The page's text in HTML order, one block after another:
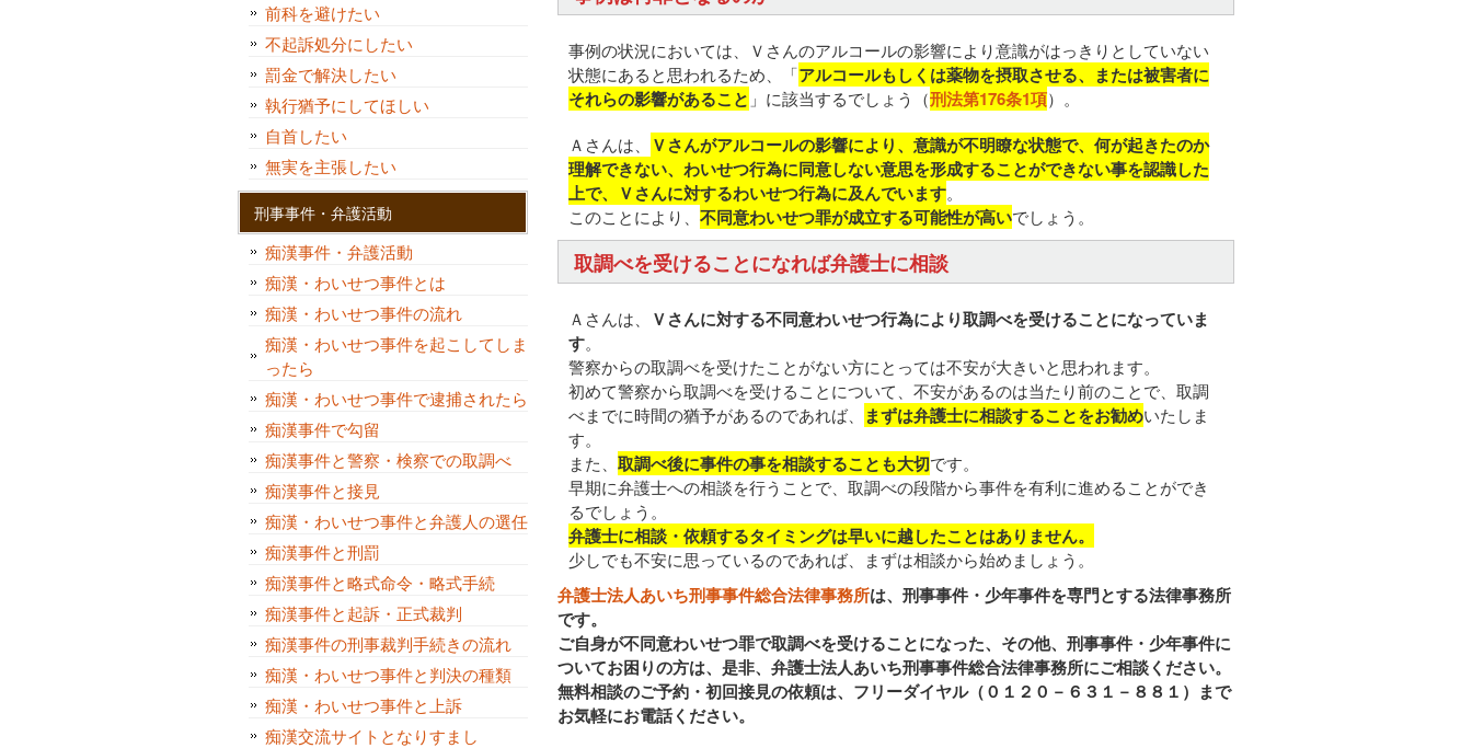
事例の状況においては、Ｖさんのアルコールの影響により意識がはっきりとしていない
状態にあると思われるため、「アルコールもしくは薬物を摂取させる、または被害者に
それらの影響があること 」に該当するでしょう（刑法第176条1項）。
Ａさんは、
Ｖさんがアルコールの影響により、意識が不明瞭な状態で、何が起きたのか
理解できない、わいせつ行為に同意しない意思を形成することができない事を認識した
上で、Ｖさんに対するわいせつ行為に及んでいます。
このことにより、 不同意わいせつ罪が成立する可能性が高いでしょう。
取調べを受けることになれば弁護士に相談
Ａさんは、
Ｖさんに対する不同意わいせつ行為により取調べを受けることになっていま
す。
警察からの取調べを受けたことがない方にとっては不安が大きいと思われます。
初めて警察から取調べを受けることについて、不安があるのは当たり前のことで、取調
べまでに時間の猶予があるのであれば、
まずは弁護士に相談することをお勧めいたしま
す。
また、 取調べ後に事件の事を相談することも大切です。
早期に弁護士への相談を行うことで、取調べの段階から事件を有利に進めることができ
るでしょう。
弁護士に相談・依頼するタイミングは早いに越したことはありません。
少しでも不安に思っているのであれば、まずは相談から始めましょう。
弁護士法人あいち刑事事件総合法律事務所は、刑事事件・少年事件を専門とする法律事務所
です。
ご自身が不同意わいせつ罪で取調べを受けることになった、その他、刑事事件・少年事件に
ついてお困りの方は、是非、弁護士法人あいち刑事事件総合法律事務所にご相談ください。
無料相談のご予約・初回接見の依頼は、フリーダイヤル（０１２０－６３１－８８１）まで
お気軽にお電話ください。
前科を避けたい
不起訴処分にしたい
罰金で解決したい
執行猶予にしてほしい
自首したい
無実を主張したい
刑事事件・弁護活動
痴漢事件・弁護活動
痴漢・わいせつ事件とは
痴漢・わいせつ事件の流れ
痴漢・わいせつ事件を起こしてしま
ったら
痴漢・わいせつ事件で逮捕されたら
痴漢事件で勾留
痴漢事件と警察・検察での取調べ
痴漢事件と接見
痴漢・わいせつ事件と弁護人の選任
痴漢事件と刑罰
痴漢事件と略式命令・略式手続
痴漢事件と起訴・正式裁判
痴漢事件の刑事裁判手続きの流れ
痴漢・わいせつ事件と判決の種類
痴漢・わいせつ事件と上訴
痴漢交流サイトとなりすまし